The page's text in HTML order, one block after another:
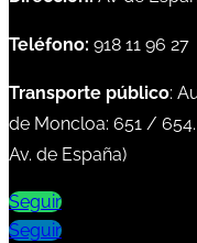
Teléfono: 918 11 96 27
Transporte público:
de Moncloa: 651 / 654
Av. de España)
Seguir
Seguir